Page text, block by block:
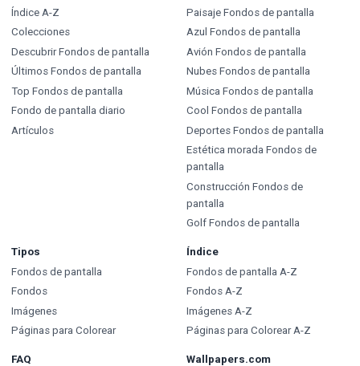
Índice A-Z
Colecciones
Descubrir Fondos de pantalla
Últimos Fondos de pantalla
Top Fondos de pantalla
Fondo de pantalla diario
Artículos
Paisaje Fondos de pantalla
Azul Fondos de pantalla
Avión Fondos de pantalla
Nubes Fondos de pantalla
Música Fondos de pantalla
Cool Fondos de pantalla
Deportes Fondos de pantalla
Estética morada Fondos de
pantalla
Construcción Fondos de
pantalla
Golf Fondos de pantalla
Tipos
Fondos de pantalla
Fondos
Imágenes
Páginas para Colorear
Índice
Fondos de pantalla A-Z
Fondos A-Z
Imágenes A-Z
Páginas para Colorear A-Z
FAQ
Wallpapers.com